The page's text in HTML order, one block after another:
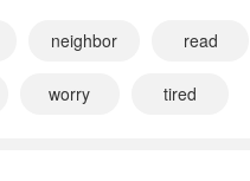
like it?neighbor read
worry tired